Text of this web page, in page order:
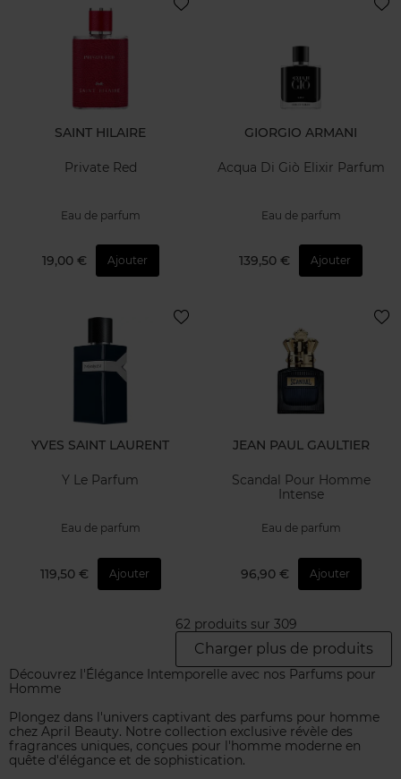
SAINT HILAIRE
Private Red
Eau de parfum
19,00 € Ajouter
GIORGIO ARMANI
Acqua Di Giò Elixir Parfum
Eau de parfum
139,50 € Ajouter
YVES SAINT LAURENT
Y Le Parfum
Eau de parfum
119,50 € Ajouter
JEAN PAUL GAULTIER
Scandal Pour Homme
Intense
Eau de parfum
96,90 € Ajouter
62 produits sur 309
Charger plus de produits
Découvrez l'Élégance Intemporelle avec nos Parfums pour
Homme
Plongez dans l'univers captivant des parfums pour homme
chez April Beauty. Notre collection exclusive révèle des
fragrances uniques, conçues pour l'homme moderne en
quête d'élégance et de sophistication.